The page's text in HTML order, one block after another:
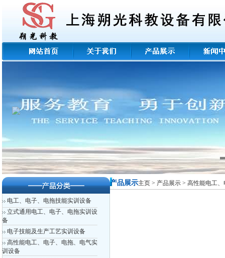
电工、电子、电拖技能实训设备
立式通用电工、电子、电拖实训设
备
电子技能及生产工艺实训设备
高性能电工、电子、电拖、电气实
训设备
产品展示主页 > 产品展示 > 高性能电工